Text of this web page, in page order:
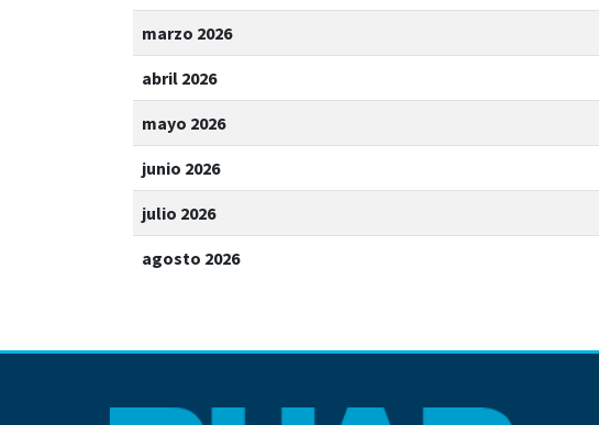
marzo 2026
abril 2026
mayo 2026
junio 2026
julio 2026
agosto 2026